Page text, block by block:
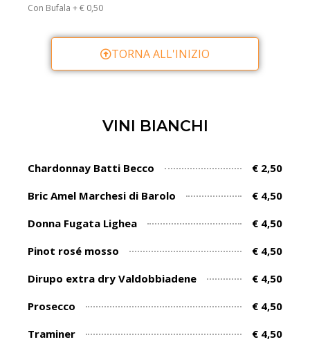
Con Bufala + € 0,50
TORNA ALL'INIZIO
VINI BIANCHI
Chardonnay Batti Becco
€ 2,50
Bric Amel Marchesi di Barolo
€ 4,50
Donna Fugata Lighea
€ 4,50
Pinot rosé mosso
€ 4,50
Dirupo extra dry Valdobbiadene
€ 4,50
Prosecco
€ 4,50
Traminer
€ 4,50